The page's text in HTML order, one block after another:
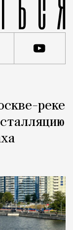
реке